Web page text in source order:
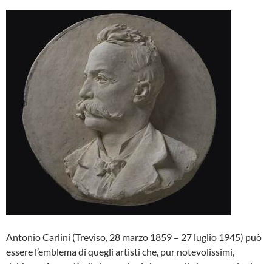
Antonio Carlini (Treviso, 28 marzo 1859 – 27 luglio 1945) può
essere l’emblema di quegli artisti che, pur notevolissimi,